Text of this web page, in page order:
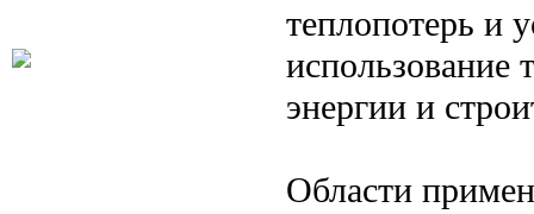
теплопотерь и
использование
энергии и
Области